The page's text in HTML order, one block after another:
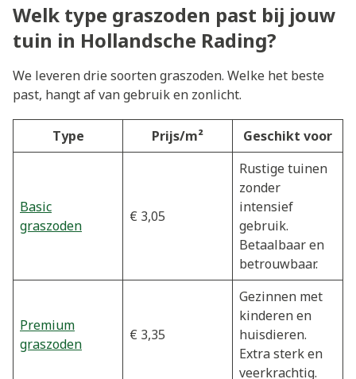
Welk type graszoden past bij jouw
tuin in Hollandsche Rading?
We leveren drie soorten graszoden. Welke het beste
past, hangt af van gebruik en zonlicht.
Type Prijs/m² Geschikt voor
Basic
graszoden
€ 3,05
Rustige tuinen
zonder
intensief
gebruik.
Betaalbaar en
betrouwbaar.
Premium
graszoden
€ 3,35
Gezinnen met
kinderen en
huisdieren.
Extra sterk en
veerkrachtig.